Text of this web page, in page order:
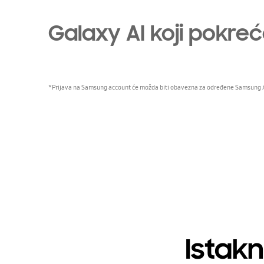
Galaxy AI koji
*Prijava na Samsung account će možda biti obavezna za određene Samsung